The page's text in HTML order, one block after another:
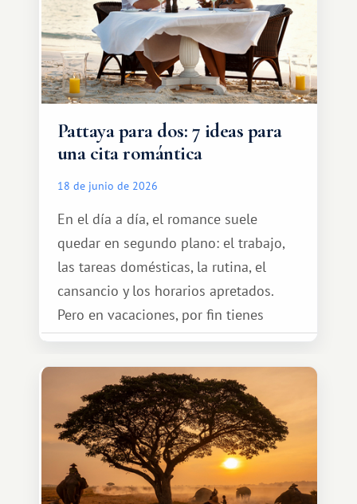
Pattaya para dos: 7 ideas para
una cita romántica
18 de junio de 2026
En el día a día, el romance suele
quedar en segundo plano: el trabajo,
las tareas domésticas, la rutina, el
cansancio y los horarios apretados.
Pero en vacaciones, por fin tienes
espacio para dos y ganas de hacer algo
especial por tu pareja. No tiene por
qué ser algo grandioso, pero sí algo
cálido y memorable.